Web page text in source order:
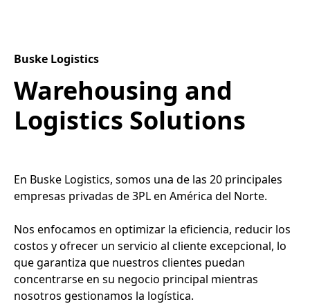
Buske Logistics
Warehousing and
Logistics Solutions
En Buske Logistics, somos una de las 20 principales
empresas privadas de 3PL en América del Norte.
Nos enfocamos en optimizar la eficiencia, reducir los
costos y ofrecer un servicio al cliente excepcional, lo
que garantiza que nuestros clientes puedan
concentrarse en su negocio principal mientras
nosotros gestionamos la logística.